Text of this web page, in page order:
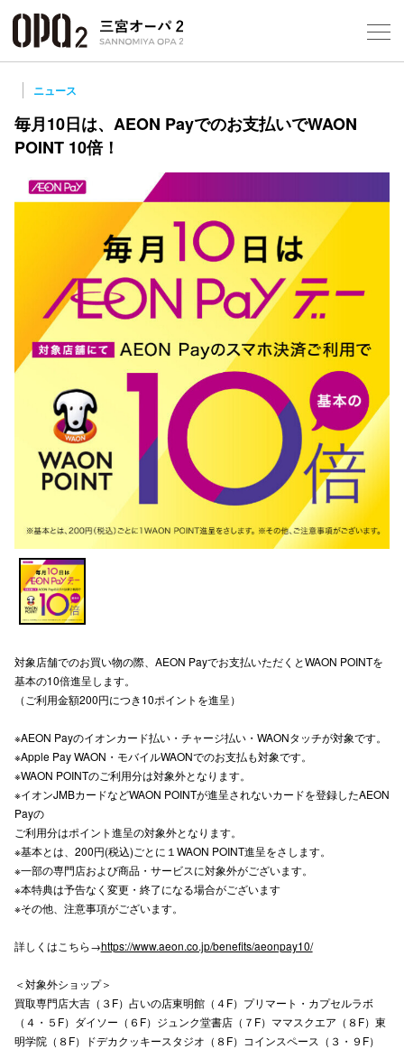
ニュース
毎月10日は、AEON Payでのお支払いでWAON
POINT 10倍！
対象店舗でのお買い物の際、AEON Payでお支払いただくとWAON POINTを
基本の10倍進呈します。
（ご利用金額200円につき10ポイントを進呈）
※AEON Payのイオンカード払い・チャージ払い・WAONタッチが対象です。
※Apple Pay WAON・モバイルWAONでのお支払も対象です。
※WAON POINTのご利用分は対象外となります。
※イオンJMBカードなどWAON POINTが進呈されないカードを登録したAEON
Payの
ご利用分はポイント進呈の対象外となります。
※基本とは、200円(税込)ごとに１WAON POINT進呈をさします。
※一部の専門店および商品・サービスに対象外がございます。
※本特典は予告なく変更・終了になる場合がございます
※その他、注意事項がございます。
詳しくはこちら→https://www.aeon.co.jp/benefits/aeonpay10/
＜対象外ショップ＞
買取専門店大吉（３F）占いの店東明館（４F）プリマート・カプセルラボ
（４・５F）ダイソー（６F）ジュンク堂書店（７F）ママスクエア（８F）東
明学院（８F）ドデカクッキースタジオ（８F）コインスペース（３・９F）
フロア
アクセ
スタッ
電話で
公式SNS
利用規約
秋田オ